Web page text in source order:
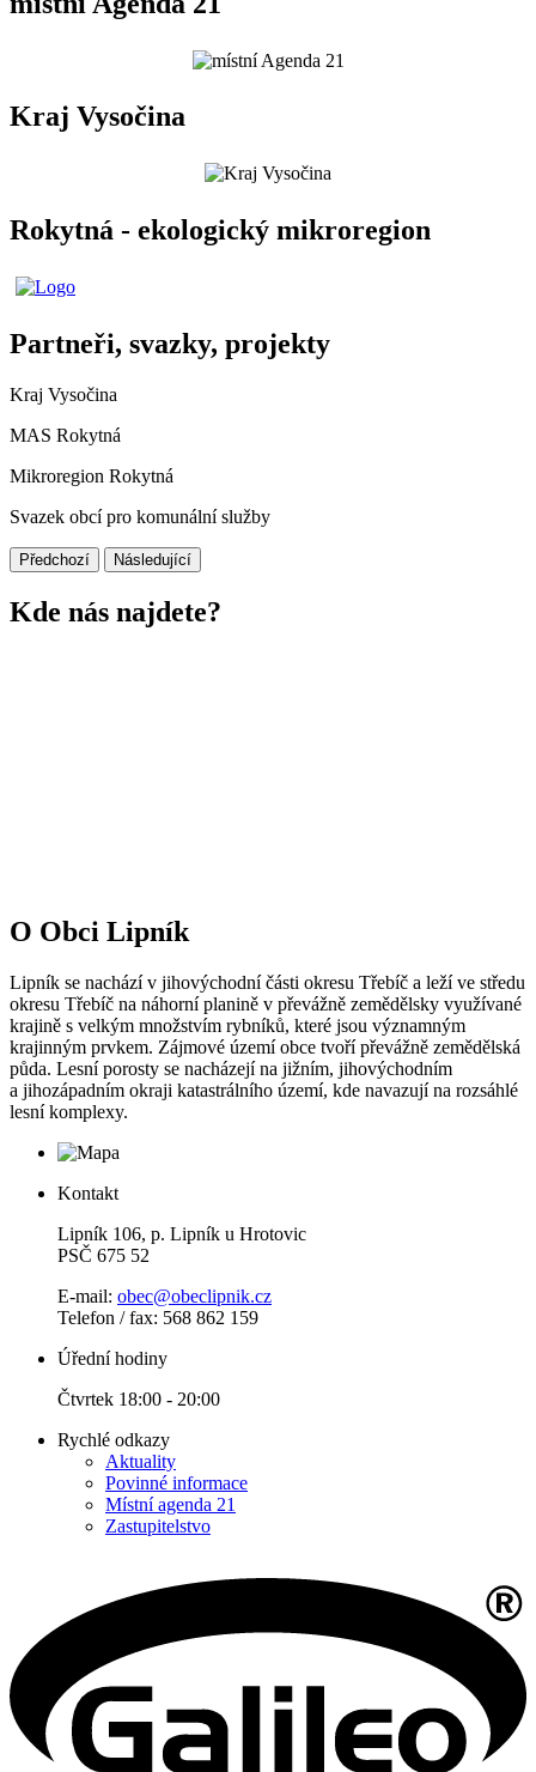
Kraj Vysočina
Rokytná - ekologický mikroregion
Partneři, svazky, projekty
Kraj Vysočina
MAS Rokytná
Mikroregion Rokytná
Svazek obcí pro komunální služby
Předchozí Následující
Kde nás najdete?
O Obci Lipník
Lipník se nachází v jihovýchodní části okresu Třebíč a leží ve středu
okresu Třebíč na náhorní planině v převážně zemědělsky využívané
krajině s velkým množstvím rybníků, které jsou významným
krajinným prvkem. Zájmové území obce tvoří převážně zemědělská
půda. Lesní porosty se nacházejí na jižním, jihovýchodním
a jihozápadním okraji katastrálního území, kde navazují na rozsáhlé
lesní komplexy.
Kontakt
Lipník 106, p. Lipník u Hrotovic
PSČ 675 52
E-mail: obec@obeclipnik.cz
Telefon / fax: 568 862 159
Úřední hodiny
Čtvrtek 18:00 - 20:00
Rychlé odkazy
Aktuality
Povinné informace
Místní agenda 21
Zastupitelstvo